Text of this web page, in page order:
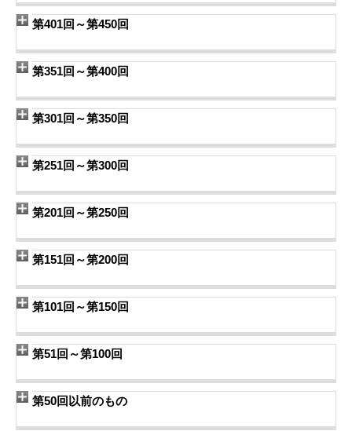
第401回～第450回
第351回～第400回
第301回～第350回
第251回～第300回
第201回～第250回
第151回～第200回
第101回～第150回
第51回～第100回
第50回以前のもの